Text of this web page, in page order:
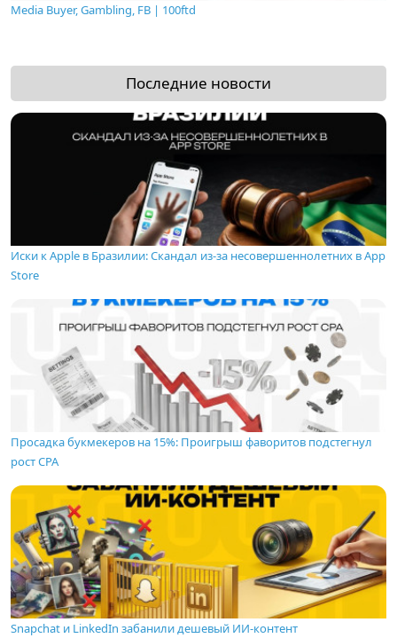
Media Buyer, Gambling, FB | 100ftd
Последние новости
Иски к Apple в Бразилии: Скандал из-за несовершеннолетних в App
Store
Просадка букмекеров на 15%: Проигрыш фаворитов подстегнул
рост CPA
Snapchat и LinkedIn забанили дешевый ИИ-контент